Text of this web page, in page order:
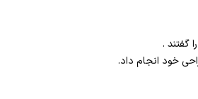
گفتند .
خود انجام داد.